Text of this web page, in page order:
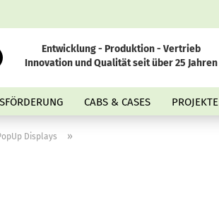
Suche...
Entwicklung - Produktion - Vertrieb
Innovation und Qualität seit über 25 Jahren
CABS & CASES PROJEKTE
Displays »